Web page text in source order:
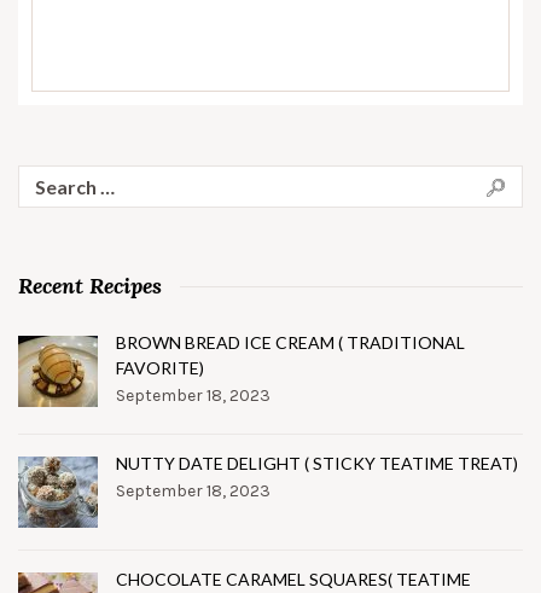
for:
Recent Recipes
BROWN BREAD ICE CREAM ( TRADITIONAL
FAVORITE)
September 18, 2023
NUTTY DATE DELIGHT ( STICKY TEATIME TREAT)
September 18, 2023
CHOCOLATE CARAMEL SQUARES( TEATIME